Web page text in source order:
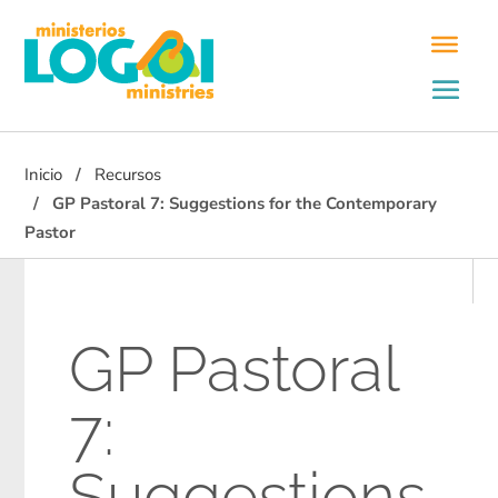
Inicio
Recursos
GP Pastoral 7: Suggestions for the Contemporary
Pastor
GP Pastoral
7: